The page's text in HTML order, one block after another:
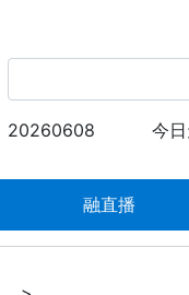
20260608 今
融直播